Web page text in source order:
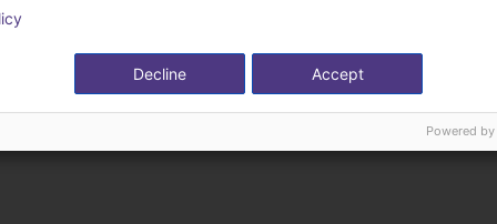
Accept
Decline
Powered by